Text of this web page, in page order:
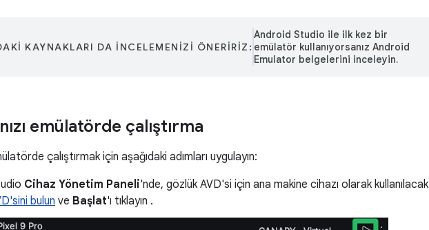
KAYNAKLARI DA INCELEMENIZI ÖNERIRIZ:
Android Studio ile ilk kez bir
emülatör kullanıyorsanız Android
Emulator belgelerini inceleyin.
emülatörde çalıştırma
çalıştırmak için aşağıdaki adımları uygulayın:
Cihaz Yönetim Paneli'nde, gözlük AVD'si için ana makine cihazı olarak kullanılacak
bulun ve Başlat'ı tıklayın .